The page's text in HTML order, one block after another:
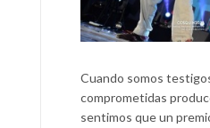
Cuando somos
comprometidas
sentimos que un